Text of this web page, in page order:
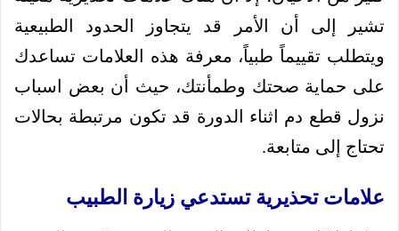
تشير إلى أن الأمر قد يتجاوز الحدود الطبيعية
ويتطلب تقييماً طبياً، معرفة هذه العلامات تساعدك
على حماية صحتك وطمأنتك، حيث أن بعض اسباب
نزول قطع دم اثناء الدورة قد تكون مرتبطة بحالات
تحتاج إلى متابعة.
علامات تحذيرية تستدعي زيارة الطبيب